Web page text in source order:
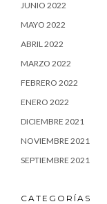
JUNIO 2022
MAYO 2022
ABRIL 2022
MARZO 2022
FEBRERO 2022
ENERO 2022
DICIEMBRE 2021
NOVIEMBRE 2021
SEPTIEMBRE 2021
CATEGORÍAS